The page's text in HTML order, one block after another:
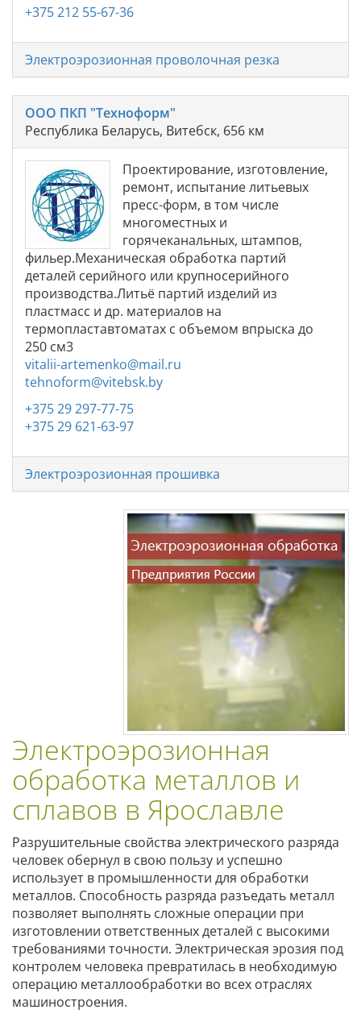
+375 212 55-67-36
Электроэрозионная проволочная резка
ООО ПКП "Техноформ"
Республика Беларусь, Витебск, 656 км
Проектирование, изготовление,
ремонт, испытание литьевых
пресс-форм, в том числе
многоместных и
горячеканальных, штампов,
фильер.Механическая обработка партий
деталей серийного или крупносерийного
производства.Литьё партий изделий из
пластмасс и др. материалов на
термопластавтоматах с объемом впрыска до
250 см3
vitalii-artemenko@mail.ru
tehnoform@vitebsk.by
+375 29 297-77-75
+375 29 621-63-97
Электроэрозионная прошивка
Электроэрозионная
обработка металлов и
сплавов в Ярославле
Разрушительные свойства электрического разряда
человек обернул в свою пользу и успешно
использует в промышленности для обработки
металлов. Способность разряда разъедать металл
позволяет выполнять сложные операции при
изготовлении ответственных деталей с высокими
требованиями точности. Электрическая эрозия под
контролем человека превратилась в необходимую
операцию металлообработки во всех отраслях
машиностроения.